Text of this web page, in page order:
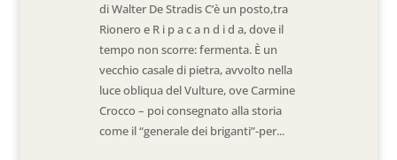
di Walter De Stradis C’è un posto,tra
Rionero e R i p a c a n d i d a, dove il
tempo non scorre: fermenta. È un
vecchio casale di pietra, avvolto nella
luce obliqua del Vulture, ove Carmine
Crocco – poi consegnato alla storia
come il “generale dei briganti”-per...